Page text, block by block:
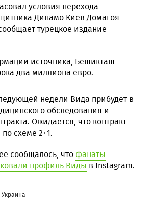
условия перехода
Динамо Киев Домагоя
турецкое издание
источника, Бешикташ
два миллиона евро.
недели Вида прибудет в
обследования и
Ожидается, что контракт
схеме 2+1.
сообщалось, что фанаты
профиль Виды в Instagram.
Украина